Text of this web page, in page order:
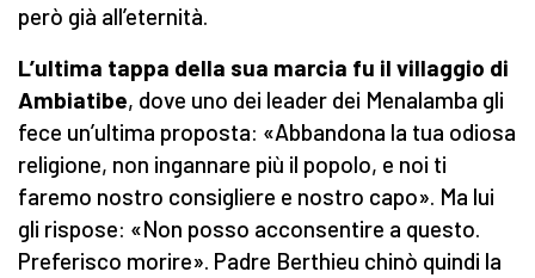
però già all’eternità.
L’ultima tappa della sua marcia fu il villaggio di
Ambiatibe, dove uno dei leader dei Menalamba gli
fece un’ultima proposta: «Abbandona la tua odiosa
religione, non ingannare più il popolo, e noi ti
faremo nostro consigliere e nostro capo». Ma lui
gli rispose: «Non posso acconsentire a questo.
Preferisco morire». Padre Berthieu chinò quindi la